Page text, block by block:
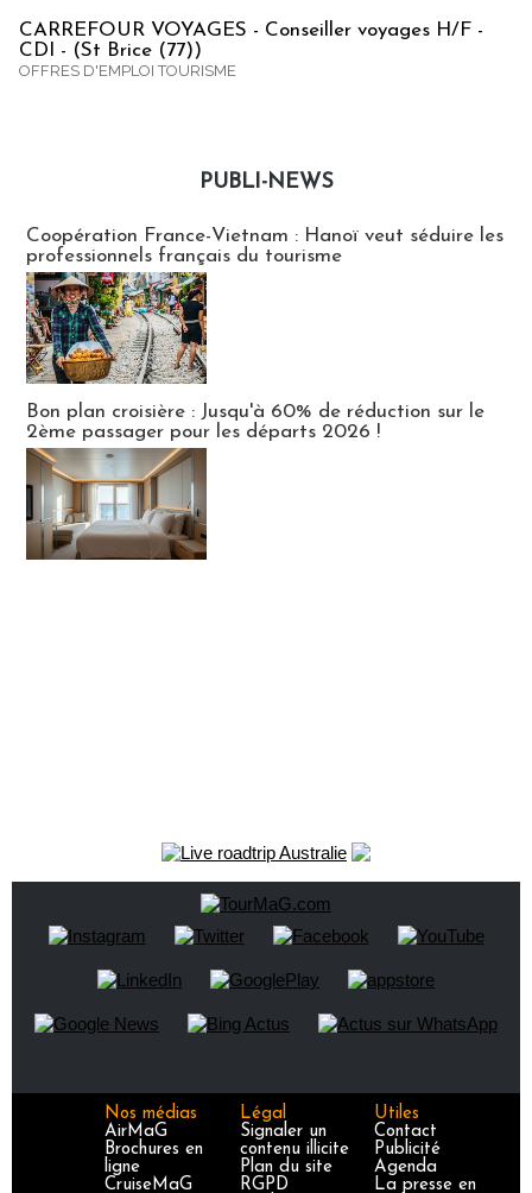
CARREFOUR VOYAGES - Conseiller voyages H/F -
CDI - (St Brice (77))
OFFRES D'EMPLOI TOURISME
PUBLI-NEWS
Coopération France-Vietnam : Hanoï veut séduire les
professionnels français du tourisme
Bon plan croisière : Jusqu'à 60% de réduction sur le
2ème passager pour les départs 2026 !
Nos médias
AirMaG
Brochures en
ligne
CruiseMaG
Légal
Signaler un
contenu illicite
Plan du site
RGPD
Utiles
Contact
Publicité
Agenda
La presse en